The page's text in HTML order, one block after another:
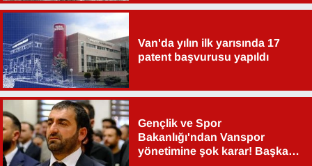
Van'da yılın ilk yarısında 17
patent başvurusu yapıldı
Gençlik ve Spor
Bakanlığı'ndan Vanspor
yönetimine şok karar! Başkan